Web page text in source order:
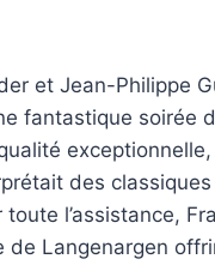
et Jean-Philippe
fantastique soirée
des
l’assistance,
de Langenargen